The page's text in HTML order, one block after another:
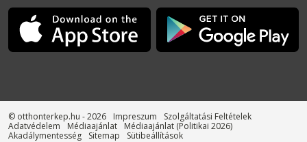
© otthonterkep.hu - 2026 Impreszum
Szolgáltatási Feltételek
Adatvédelem
Médiaajánlat
Médiaajánlat (Politikai 2026)
Akadálymentesség
Sitemap Sütibeállítások